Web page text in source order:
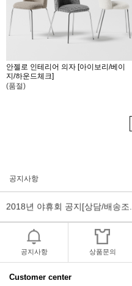
안젤로 인테리어 의자 [아이보리/베이
지/하운드체크]
(품절)
공지사항
2017년 미즌하임 리뉴얼
2018년 야휴회 공지[상담/배송조..
2018년 모바일샵 리뉴얼 업데이..
2017년 미즌하임 리뉴얼
2019년 설 명절 배송지연 안내
공지사항 상품문의
Customer center